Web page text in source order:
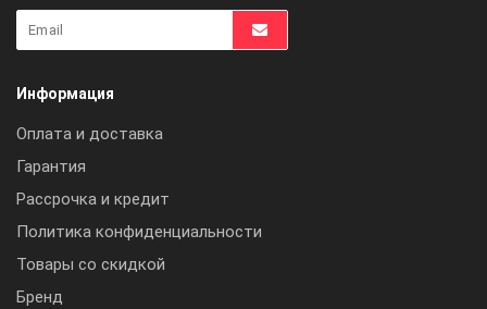
Информация
Оплата и доставка
Гарантия
Рассрочка и кредит
Политика конфиденциальности
Товары со скидкой
Бренд